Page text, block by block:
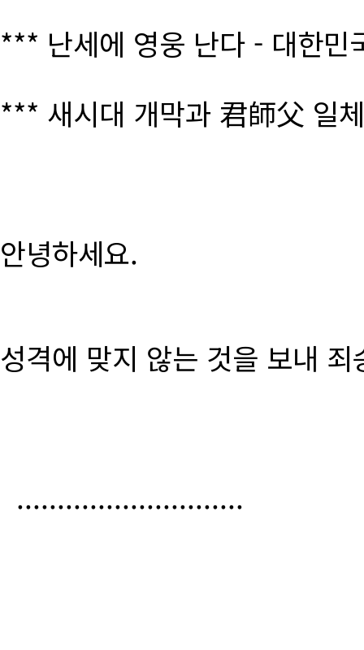
*** 난세에 영웅 난다 - 대한
*** 새시대 개막과 君師父 일
안녕하세요.
성격에 맞지 않는 것을 보내
............................